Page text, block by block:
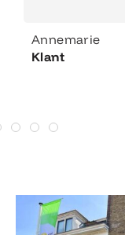
Annemarie
Klant